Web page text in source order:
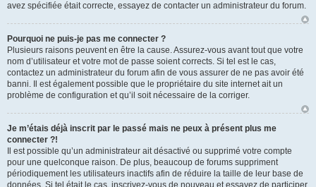
avez spécifiée était correcte, essayez de contacter un administrateur du forum.
Pourquoi ne puis-je pas me connecter ?
Plusieurs raisons peuvent en être la cause. Assurez-vous avant tout que votre
nom d’utilisateur et votre mot de passe soient corrects. Si tel est le cas,
contactez un administrateur du forum afin de vous assurer de ne pas avoir été
banni. Il est également possible que le propriétaire du site internet ait un
problème de configuration et qu’il soit nécessaire de la corriger.
Je m’étais déjà inscrit par le passé mais ne peux à présent plus me
connecter ?!
Il est possible qu’un administrateur ait désactivé ou supprimé votre compte
pour une quelconque raison. De plus, beaucoup de forums suppriment
périodiquement les utilisateurs inactifs afin de réduire la taille de leur base de
données. Si tel était le cas, inscrivez-vous de nouveau et essayez de participer